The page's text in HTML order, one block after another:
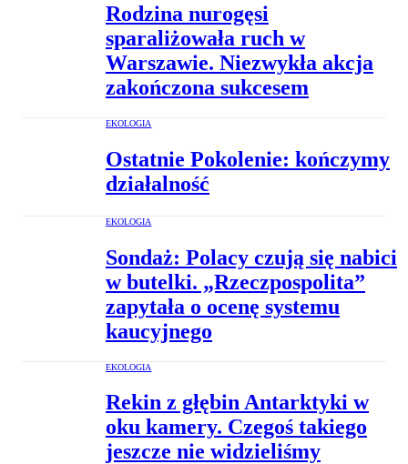
Rodzina nurogęsi
sparaliżowała ruch w
Warszawie. Niezwykła akcja
zakończona sukcesem
EKOLOGIA
Ostatnie Pokolenie: kończymy
działalność
EKOLOGIA
Sondaż: Polacy czują się nabici
w butelki. „Rzeczpospolita”
zapytała o ocenę systemu
kaucyjnego
EKOLOGIA
Rekin z głębin Antarktyki w
oku kamery. Czegoś takiego
jeszcze nie widzieliśmy